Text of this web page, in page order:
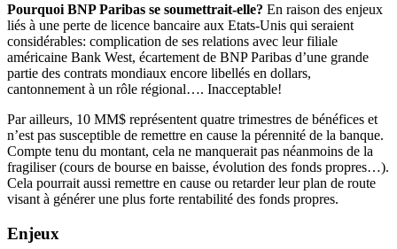
Pourquoi BNP Paribas se soumettrait-elle? En raison des enjeux
liés à une perte de licence bancaire aux Etats-Unis qui seraient
considérables: complication de ses relations avec leur filiale
américaine Bank West, écartement de BNP Paribas d’une grande
partie des contrats mondiaux encore libellés en dollars,
cantonnement à un rôle régional…. Inacceptable!
Par ailleurs, 10 MM$ représentent quatre trimestres de bénéfices et
n’est pas susceptible de remettre en cause la pérennité de la banque.
Compte tenu du montant, cela ne manquerait pas néanmoins de la
fragiliser (cours de bourse en baisse, évolution des fonds propres…).
Cela pourrait aussi remettre en cause ou retarder leur plan de route
visant à générer une plus forte rentabilité des fonds propres.
Enjeux